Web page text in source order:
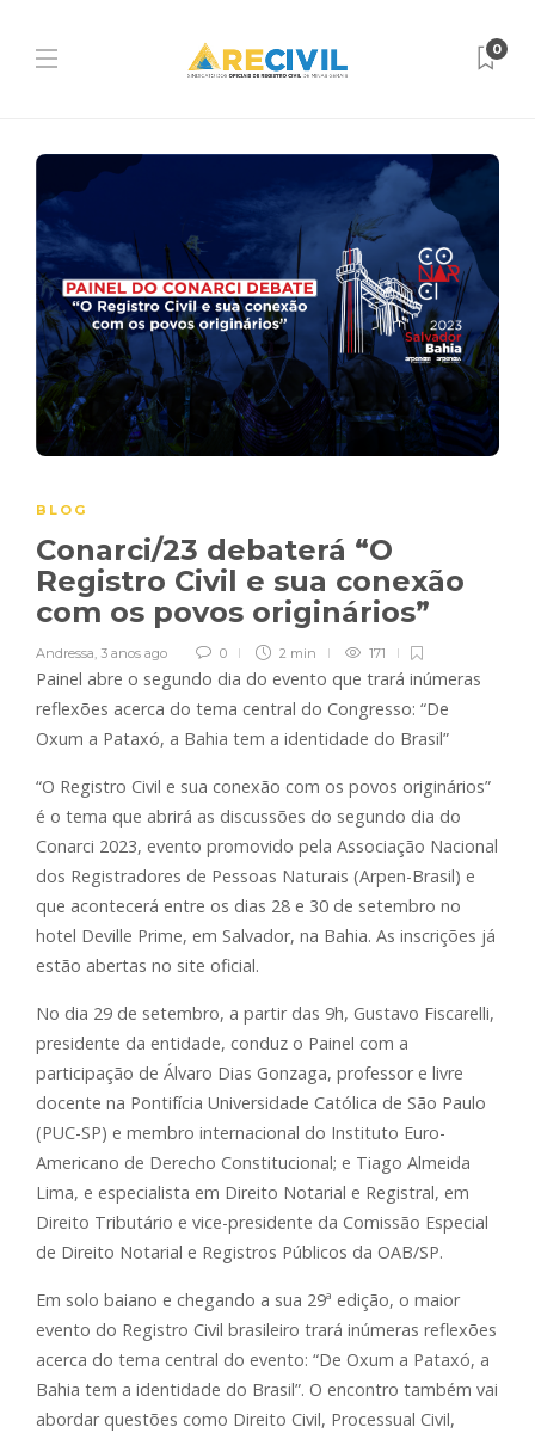
0
BLOG
Conarci/23 debaterá “O
Registro Civil e sua conexão
com os povos originários”
Andressa, 3 anos ago 0 2 min 171
Painel abre o segundo dia do evento que trará inúmeras
reflexões acerca do tema central do Congresso: “De
Oxum a Pataxó, a Bahia tem a identidade do Brasil”
“O Registro Civil e sua conexão com os povos originários”
é o tema que abrirá as discussões do segundo dia do
Conarci 2023, evento promovido pela Associação Nacional
dos Registradores de Pessoas Naturais (Arpen-Brasil) e
que acontecerá entre os dias 28 e 30 de setembro no
hotel Deville Prime, em Salvador, na Bahia. As inscrições já
estão abertas no site oficial.
No dia 29 de setembro, a partir das 9h, Gustavo Fiscarelli,
presidente da entidade, conduz o Painel com a
participação de Álvaro Dias Gonzaga, professor e livre
docente na Pontifícia Universidade Católica de São Paulo
(PUC-SP) e membro internacional do Instituto Euro-
Americano de Derecho Constitucional; e Tiago Almeida
Lima, e especialista em Direito Notarial e Registral, em
Direito Tributário e vice-presidente da Comissão Especial
de Direito Notarial e Registros Públicos da OAB/SP.
Em solo baiano e chegando a sua 29ª edição, o maior
evento do Registro Civil brasileiro trará inúmeras reflexões
acerca do tema central do evento: “De Oxum a Pataxó, a
Bahia tem a identidade do Brasil”. O encontro também vai
abordar questões como Direito Civil, Processual Civil,